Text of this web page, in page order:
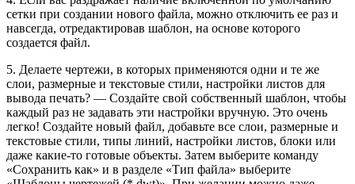
сетки при создании нового файла, можно отключить ее раз и
навсегда, отредактировав шаблон, на основе которого
создается файл.
5. Делаете чертежи, в которых применяются одни и те же
слои, размерные и текстовые стили, настройки листов для
вывода печать? — Создайте свой собственный шаблон, чтобы
каждый раз не задавать эти настройки вручную. Это очень
легко! Создайте новый файл, добавьте все слои, размерные и
текстовые стили, типы линий, настройки листов, блоки или
даже какие-то готовые объекты. Затем выберите команду
«Сохранить как» и в разделе «Тип файла» выберите